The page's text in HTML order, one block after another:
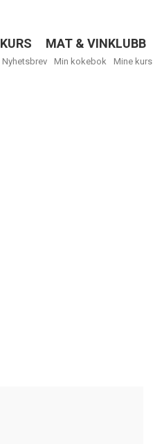
KURS MAT & VINKLUBB
Nyhetsbrev Min kokebok Mine kurs